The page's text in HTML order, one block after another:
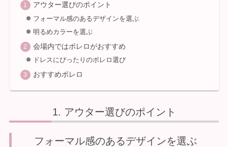
アウター選びのポイント
フォーマル感のあるデザインを選ぶ
明るめカラーを選ぶ
会場内ではボレロがおすすめ
ドレスにぴったりのボレロ選び
おすすめボレロ
アウター選びのポイント
フォーマル感のあるデザインを選ぶ